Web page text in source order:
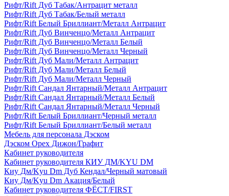
Рифт/Rift Дуб Табак/Антрацит металл
Рифт/Rift Дуб Табак/Белый металл
Рифт/Rift Белый Бриллиант/Металл Антрацит
Рифт/Rift Дуб Винченцо/Металл Антрацит
Рифт/Rift Дуб Винченцо/Металл Белый
Рифт/Rift Дуб Винченцо/Металл Черный
Рифт/Rift Дуб Мали/Металл Антрацит
Рифт/Rift Дуб Мали/Металл Белый
Рифт/Rift Дуб Мали/Металл Черный
Рифт/Rift Сандал Янтарный/Металл Антрацит
Рифт/Rift Сандал Янтарный/Металл Белый
Рифт/Rift Сандал Янтарный/Металл Черный
Рифт/Rift Белый Бриллиант/Черный металл
Рифт/Rift Белый Бриллиант/Белый металл
Мебель для персонала Дэском
Дэском Орех Дижон/Графит
Кабинет руководителя
Кабинет руководителя КИУ ДМ/KYU DM
Киу Дм/Kyu Dm Дуб Кендал/Черный матовый
Киу Дм/Kyu Dm Акация/Белый
Кабинет руководителя ФЁСТ/FIRST